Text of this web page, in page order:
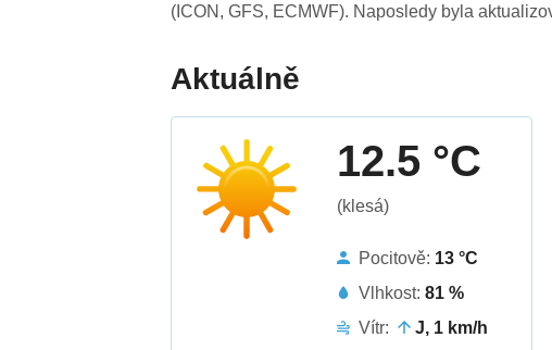
(ICON, GFS, ECMWF). Naposledy byla
Aktuálně
12.5 °C
(klesá)
Pocitově: 13 °C
Vlhkost:81 %
Vítr:
J, 1 km/h